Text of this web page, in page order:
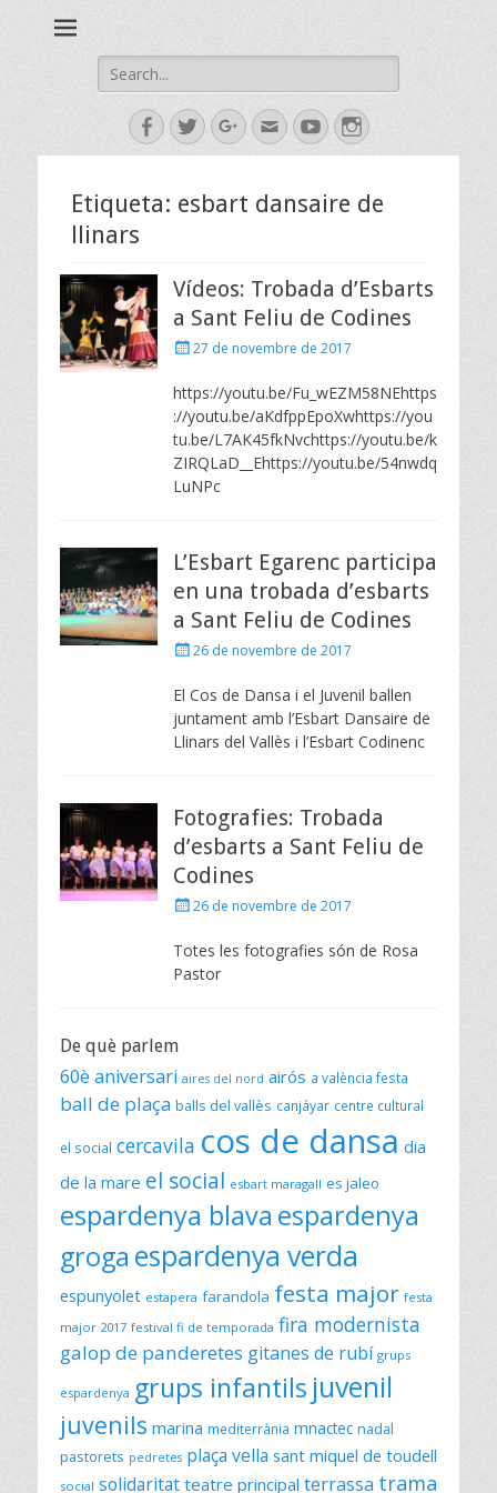
Search
for:
Facebook
TwitterGoogleplus
EmailYouTubeInstagram
Etiqueta: esbart dansaire de
llinars
Vídeos: Trobada d’Esbarts
a Sant Feliu de Codines
Posted
27 de novembre de 2017
https://youtu.be/Fu_wEZM58NEhttps
://youtu.be/aKdfppEpoXwhttps://you
tu.be/L7AK45fkNvchttps://youtu.be/k
ZIRQLaD__Ehttps://youtu.be/54nwdq
LuNPc
L’Esbart Egarenc participa
en una trobada d’esbarts
a Sant Feliu de Codines
Posted
26 de novembre de 2017
El Cos de Dansa i el Juvenil ballen
juntament amb l’Esbart Dansaire de
Llinars del Vallès i l’Esbart Codinenc
Fotografies: Trobada
d’esbarts a Sant Feliu de
Codines
Posted
26 de novembre de 2017
Totes les fotografies són de Rosa
Pastor
De què parlem
60è aniversari aires del nord airós a valència festa
ball de plaça balls del vallès canjáyar centre cultural
el social cercavila cos de dansa dia
de la mare el social esbart maragall es jaleo
espardenya blava espardenya
groga espardenya verda
espunyolet estapera farandola festa major festa
major 2017 festival fi de temporada fira modernista
galop de panderetes gitanes de rubí grups
espardenya grups infantils juvenil
juvenils marina mediterrània mnactec nadal
pastorets pedretes plaça vella sant miquel de toudell
social solidaritat teatre principal terrassa trama